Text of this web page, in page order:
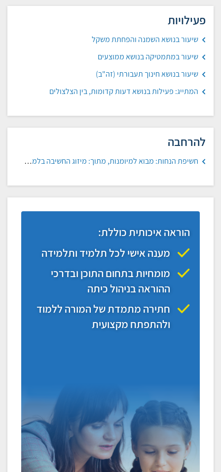
פעילויות
שיעור בנושא השמנה והפחתת משקל
שיעור במתמטיקה בנושא ממוצעים
שיעור בנושא חינוך תעבורתי (זה"ב)
המתייג: פעילות בנושא דעות קדומות, בין הצלצולים
להרחבה
חשיפת הנחות: מבוא למיומנות, מתוך: מיזוג החשיבה בלמידה, מכון ברנקו וייס
הוראה איכותית כוללת:
מענה אישי לכל תלמיד ותלמידה
מומחיות בתחום התוכן ובדרכי
ההוראה בניהול כיתה
חתירה מתמדת של המורה ללמוד
ולהתפתח מקצועית